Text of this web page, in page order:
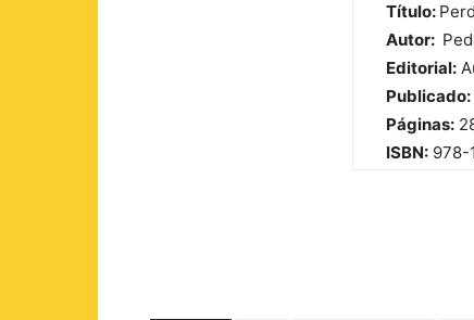
Título:
Autor:
Editorial:
Publicado:
Páginas:
ISBN: 978-